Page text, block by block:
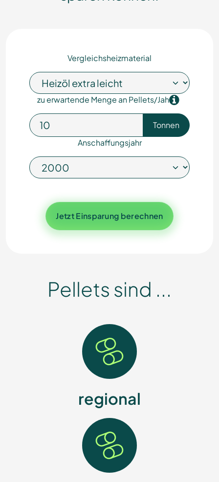
Vergleichsheizmaterial
zu erwartende Menge an Pellets/Jahr
Tonnen
Anschaffungsjahr
Jetzt Einsparung berechnen
Pellets sind ...
regional